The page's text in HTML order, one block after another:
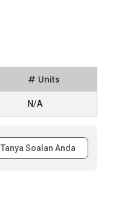
# Units
N/A
Tanya Soalan Anda